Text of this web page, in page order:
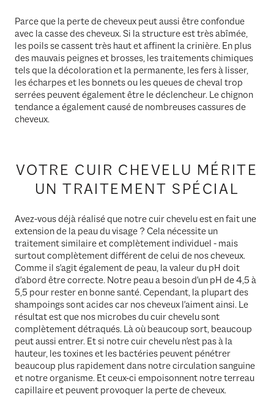
Parce que la perte de cheveux peut aussi être confondue
avec la casse des cheveux. Si la structure est très abîmée,
les poils se cassent très haut et affinent la crinière. En plus
des mauvais peignes et brosses, les traitements chimiques
tels que la décoloration et la permanente, les fers à lisser,
les écharpes et les bonnets ou les queues de cheval trop
serrées peuvent également être le déclencheur. Le chignon
tendance a également causé de nombreuses cassures de
cheveux.
VOTRE CUIR CHEVELU MÉRITE
UN TRAITEMENT SPÉCIAL
Avez-vous déjà réalisé que notre cuir chevelu est en fait une
extension de la peau du visage ? Cela nécessite un
traitement similaire et complètement individuel - mais
surtout complètement différent de celui de nos cheveux.
Comme il s'agit également de peau, la valeur du pH doit
d'abord être correcte. Notre peau a besoin d'un pH de 4,5 à
5,5 pour rester en bonne santé. Cependant, la plupart des
shampoings sont acides car nos cheveux l'aiment ainsi. Le
résultat est que nos microbes du cuir chevelu sont
complètement détraqués. Là où beaucoup sort, beaucoup
peut aussi entrer. Et si notre cuir chevelu n'est pas à la
hauteur, les toxines et les bactéries peuvent pénétrer
beaucoup plus rapidement dans notre circulation sanguine
et notre organisme. Et ceux-ci empoisonnent notre terreau
capillaire et peuvent provoquer la perte de cheveux.